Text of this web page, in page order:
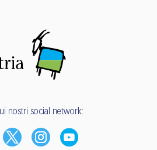
nostri social network: